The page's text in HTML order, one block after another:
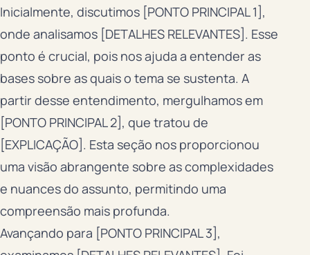
Inicialmente, discutimos [PONTO PRINCIPAL 1],
onde analisamos [DETALHES RELEVANTES]. Esse
ponto é crucial, pois nos ajuda a entender as
bases sobre as quais o tema se sustenta. A
partir desse entendimento, mergulhamos em
[PONTO PRINCIPAL 2], que tratou de
[EXPLICAÇÃO]. Esta seção nos proporcionou
uma visão abrangente sobre as complexidades
e nuances do assunto, permitindo uma
compreensão mais profunda.
Avançando para [PONTO PRINCIPAL 3],